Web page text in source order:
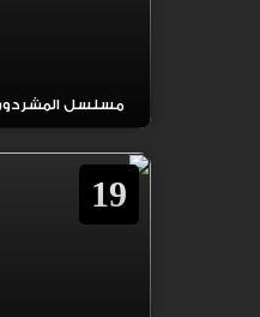
مسلسل المشردون
19